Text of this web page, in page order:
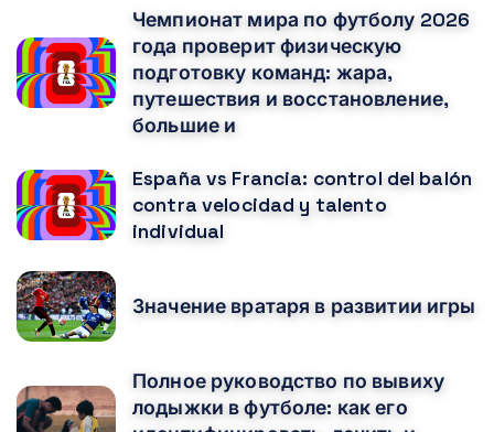
Чемпионат мира по футболу 2026
года проверит физическую
подготовку команд: жара,
путешествия и восстановление,
большие и
España vs Francia: control del balón
contra velocidad y talento
individual
Значение вратаря в развитии игры
Полное руководство по вывиху
лодыжки в футболе: как его